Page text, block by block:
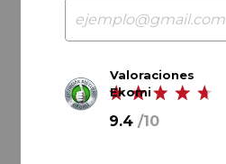
Valoraciones
Ekomi
9.4 /10